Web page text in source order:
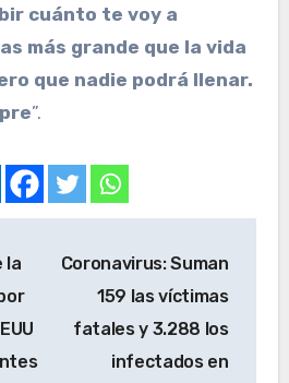
cuánto te voy a
más grande que la vida
que nadie podrá llenar.
”.
la
Coronavirus: Suman
159 las víctimas
fatales y 3.288 los
infectados en